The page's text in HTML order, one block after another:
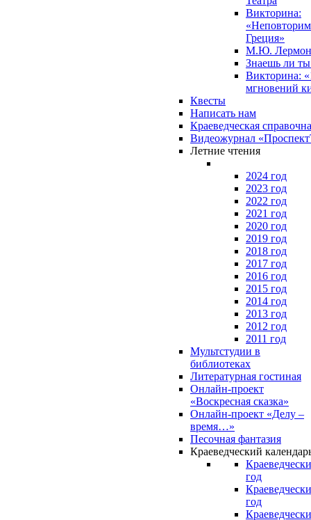
Викторина:
Греция»
М.Ю.
Знаешь ли
Викторина:
мгновений
Квесты
Написать нам
Краеведческая
Видеожурнал
Летние чтения
2024 год
2023 год
2022 год
2021 год
2020 год
2019 год
2018 год
2017 год
2016 год
2015 год
2014 год
2013 год
2012 год
2011 год
Мультстудии в
библиотеках
Литературная гостиная
Онлайн-проект
«Воскресная сказка»
Онлайн-проект «Делу –
время…»
Песочная фантазия
Краеведческий
год
год